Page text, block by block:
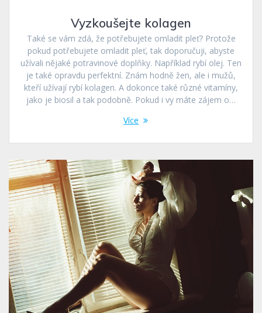
Vyzkoušejte kolagen
Také se vám zdá, že potřebujete omladit pleť? Protože
pokud potřebujete omladit pleť, tak doporučuji, abyste
užívali nějaké potravinové doplňky. Například rybí olej. Ten
je také opravdu perfektní. Znám hodně žen, ale i mužů,
kteří užívají rybí kolagen. A dokonce také různé vitamíny,
jako je biosil a tak podobně. Pokud i vy máte zájem o…
Více